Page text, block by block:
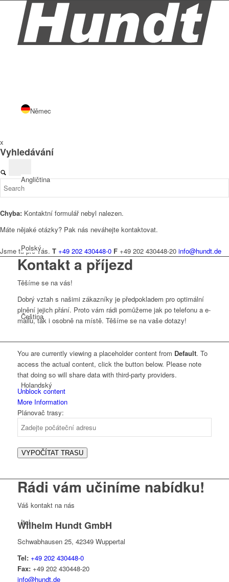
Němec
Angličtina
Polský
Čeština
Holandský
Francouzština
Ital
x
Vyhledávání
Chyba: Kontaktní formulář nebyl nalezen.
Máte nějaké otázky? Pak nás neváhejte kontaktovat.
Jsme tu pro vás. T +49 202 430448-0 F +49 202 430448-20 info@hundt.de
Kontakt a příjezd
Těšíme se na vás!
Dobrý vztah s našimi zákazníky je předpokladem pro optimální
plnění jejich přání. Proto vám rádi pomůžeme jak po telefonu a e-
mailu, tak i osobně na místě. Těšíme se na vaše dotazy!
You are currently viewing a placeholder content from Default. To
access the actual content, click the button below. Please note
that doing so will share data with third-party providers.
Unblock content
More Information
Plánovač trasy:
VYPOČÍTAT TRASU
Rádi vám učiníme nabídku!
Váš kontakt na nás
Wilhelm Hundt GmbH
Schwabhausen 25, 42349 Wuppertal
Tel: +49 202 430448-0
Fax:+49 202 430448-20
info@hundt.de